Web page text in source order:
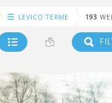
LEVICO TERME 193